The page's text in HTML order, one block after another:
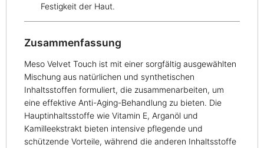
Festigkeit der Haut.
Zusammenfassung
Meso Velvet Touch ist mit einer sorgfältig ausgewählten
Mischung aus natürlichen und synthetischen
Inhaltsstoffen formuliert, die zusammenarbeiten, um
eine effektive Anti-Aging-Behandlung zu bieten. Die
Hauptinhaltsstoffe wie Vitamin E, Arganöl und
Kamilleekstrakt bieten intensive pflegende und
schützende Vorteile, während die anderen Inhaltsstoffe